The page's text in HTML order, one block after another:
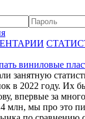
виниловые
занятную
в 2022 году. Их
впервые за
млн, мы про это